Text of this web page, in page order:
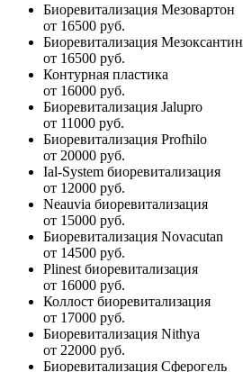
Биоревитализация Мезовартон
от 16500 руб.
Биоревитализация Мезоксантин
от 16500 руб.
Контурная пластика
от 16000 руб.
Биоревитализация Jalupro
от 11000 руб.
Биоревитализация Profhilo
от 20000 руб.
Ial-System биоревитализация
от 12000 руб.
Neauvia биоревитализация
от 15000 руб.
Биоревитализация Novacutan
от 14500 руб.
Plinest биоревитализация
от 16000 руб.
Коллост биоревитализация
от 17000 руб.
Биоревитализация Nithya
от 22000 руб.
Биоревитализация Сферогель